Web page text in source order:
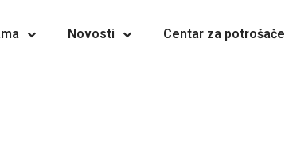
Novosti Centar za potrošače